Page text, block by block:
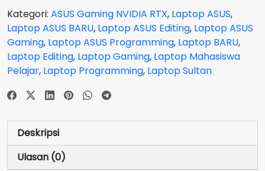
I745J8G-
O
Core
i7
13650HX
VGA
NVIDIA
4050
RAM
16
GB
Kategori: ASUS Gaming NVIDIA RTX, Laptop ASUS,
Laptop ASUS BARU, Laptop ASUS Editing, Laptop ASUS
Gaming, Laptop ASUS Programming, Laptop BARU,
Laptop Editing, Laptop Gaming, Laptop Mahasiswa
Pelajar, Laptop Programming, Laptop Sultan
Deskripsi
Ulasan (0)